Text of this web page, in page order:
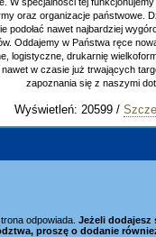
oraz organizacje państwowe.
podołać nawet najbardziej
Oddajemy w Państwa ręce
logistyczne, drukarnię
w czasie już trwających
zapoznania się z naszymi
Wyświetleń: 20599 /
odpowiada. Jeżeli dodajesz
proszę o dodanie